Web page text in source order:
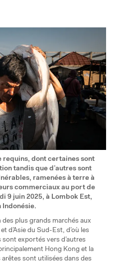
requins, dont certaines sont
tandis que d’autres sont
ramenées à terre à
commerciaux au port de
9 juin 2025, à Lombok Est,
Indonésie.
des plus grands marchés aux
d’Asie du Sud-Est, d’où les
sont exportés vers d’autres
Hong Kong et la
sont utilisées dans des